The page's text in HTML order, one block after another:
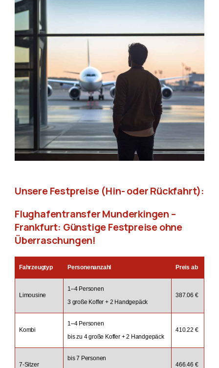
Unsere Festpreise (Hin- oder Rückfahrt):
Flughafentransfer Munderkingen –
Frankfurt: Günstige Festpreise ohne
Überraschungen!
Fahrzeugtyp Personenanzahl Preis ab
Limousine
1–4 Personen
3 große Koffer + 2 Handgepäck
387.06 €
Kombi
1–4 Personen
bis zu 4 große Koffer + 2 Handgepäck
410.22 €
7-Sitzer
bis 7 Personen
466.46 €